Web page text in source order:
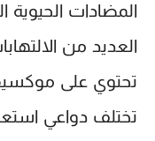
المضادات الحيوية
العديد من